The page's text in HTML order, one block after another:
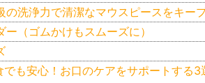
洗浄力で清潔なマウスピースをキープ
（ゴムかけもスムーズに）
も安心！お口のケアをサポートする3